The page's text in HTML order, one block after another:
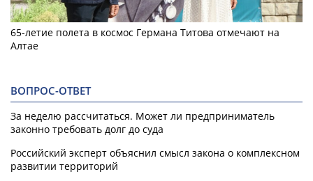
65-летие полета в космос Германа Титова отмечают на
Алтае
ВОПРОС-ОТВЕТ
За неделю рассчитаться. Может ли предприниматель
законно требовать долг до суда
Российский эксперт объяснил смысл закона о комплексном
развитии территорий